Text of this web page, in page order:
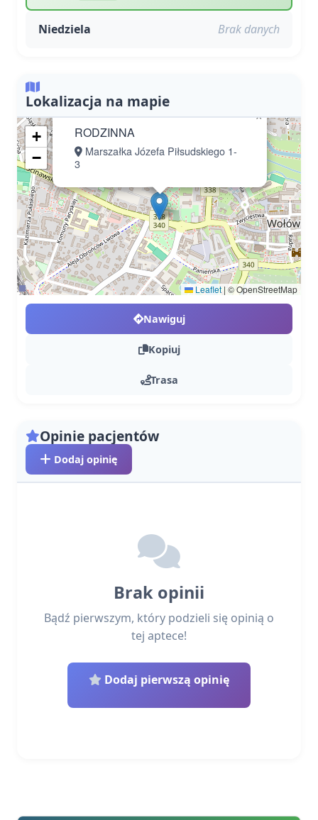
Niedziela Brak danych
Lokalizacja na mapie
RODZINNA
Marszałka Józefa Piłsudskiego 1-
3
×
+
−
Leaflet | © OpenStreetMap
Nawiguj
Kopiuj
Trasa
Opinie pacjentów
Dodaj opinię
Brak opinii
Bądź pierwszym, który podzieli się opinią o
tej aptece!
Dodaj pierwszą opinię